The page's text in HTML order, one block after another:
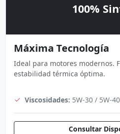
100%
Máxima Tecnología
Ideal para motores modernos.
estabilidad térmica óptima.
Viscosidades: 5W-30 / 5W-
Consultar